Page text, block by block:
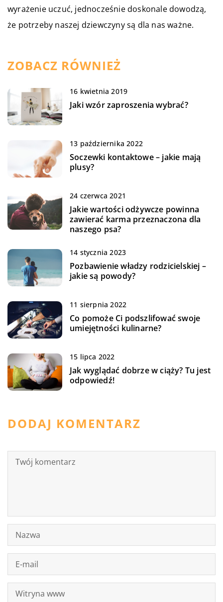
wyrażenie uczuć, jednocześnie doskonale dowodzą,
że potrzeby naszej dziewczyny są dla nas ważne.
ZOBACZ RÓWNIEŻ
16 kwietnia 2019
Jaki wzór zaproszenia wybrać?
13 października 2022
Soczewki kontaktowe – jakie mają
plusy?
24 czerwca 2021
Jakie wartości odżywcze powinna
zawierać karma przeznaczona dla
naszego psa?
14 stycznia 2023
Pozbawienie władzy rodzicielskiej –
jakie są powody?
11 sierpnia 2022
Co pomoże Ci podszlifować swoje
umiejętności kulinarne?
15 lipca 2022
Jak wyglądać dobrze w ciąży? Tu jest
odpowiedź!
DODAJ KOMENTARZ